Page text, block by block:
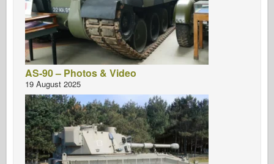
AS-90 – Photos & Video
19 August 2025